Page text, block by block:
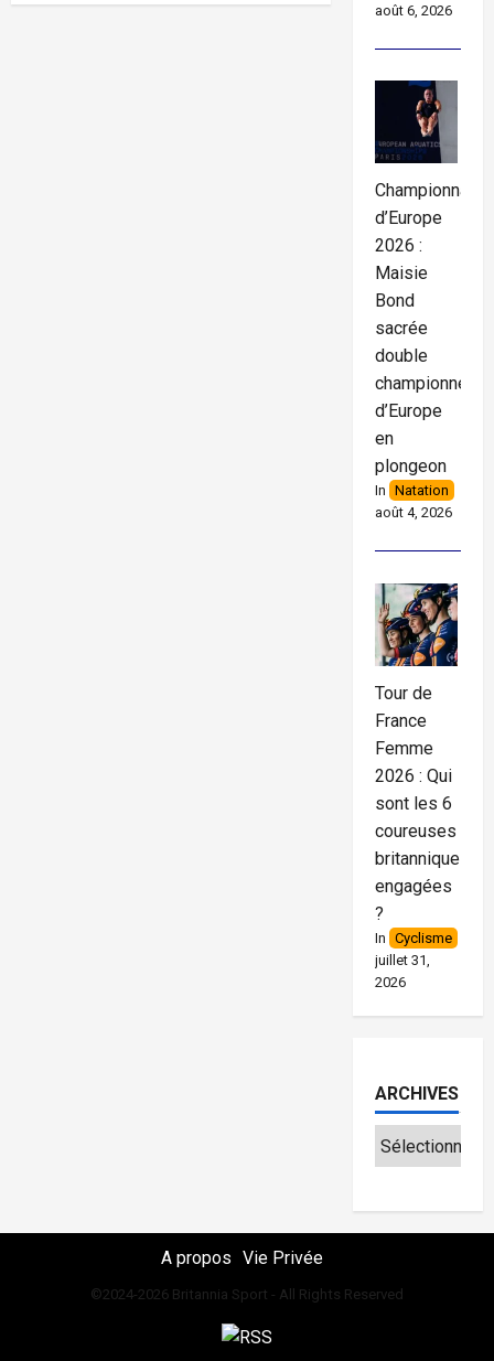
août 6, 2026
Championnats
d’Europe
2026 :
Maisie
Bond
sacrée
double
championne
d’Europe
en
plongeon
In Natation
août 4, 2026
Tour de
France
Femme
2026 : Qui
sont les 6
coureuses
britanniques
engagées
?
In Cyclisme
juillet 31,
2026
ARCHIVES
A propos Vie Privée
©2024-2026 Britannia Sport - All Rights Reserved